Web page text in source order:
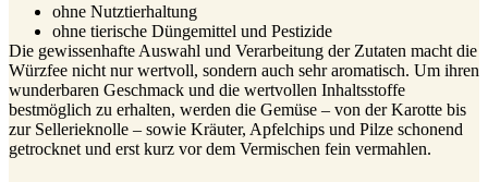
ohne Nutztierhaltung
ohne tierische Düngemittel und Pestizide
Die gewissenhafte Auswahl und Verarbeitung der Zutaten macht die
Würzfee nicht nur wertvoll, sondern auch sehr aromatisch. Um ihren
wunderbaren Geschmack und die wertvollen Inhaltsstoffe
bestmöglich zu erhalten, werden die Gemüse – von der Karotte bis
zur Sellerieknolle – sowie Kräuter, Apfelchips und Pilze schonend
getrocknet und erst kurz vor dem Vermischen fein vermahlen.